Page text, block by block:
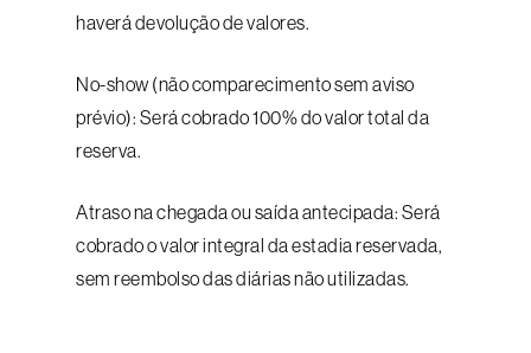
haverá devolução de valores.
No-show (não comparecimento sem aviso
prévio): Será cobrado 100% do valor total da
reserva.
Atraso na chegada ou saída antecipada: Será
cobrado o valor integral da estadia reservada,
sem reembolso das diárias não utilizadas.